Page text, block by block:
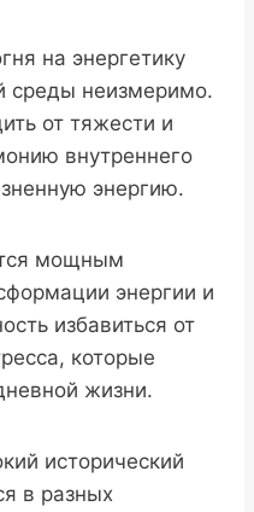
на энергетику
среды неизмеримо.
от тяжести и
внутреннего
энергию.
мощным
энергии и
избавиться от
которые
жизни.
исторический
в разных